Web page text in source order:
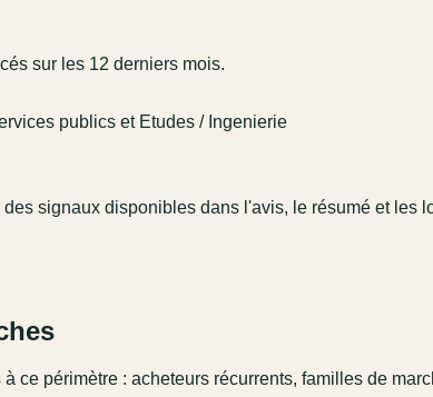
sur les 12 derniers mois.
publics et Etudes / Ingenierie
signaux disponibles dans l'avis, le résumé et les
ce périmètre : acheteurs récurrents, familles de